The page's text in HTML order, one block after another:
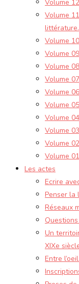
Volume
Volume
littérature.
Volume
Volume
Volume
Volume
Volume
Volume
Volume
Volume
Volume
Volume
Les actes
Ecrire
Penser la
Réseaux
Un
XIXe
Entre